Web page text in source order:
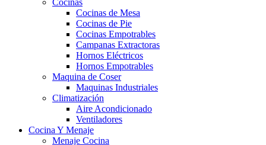
Cocinas
Cocinas de Mesa
Cocinas de Pie
Cocinas Empotrables
Campanas Extractoras
Hornos Eléctricos
Hornos Empotrables
Maquina de Coser
Maquinas Industriales
Climatización
Aire Acondicionado
Ventiladores
Cocina Y Menaje
Menaje Cocina